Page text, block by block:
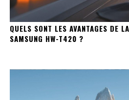
QUELS SONT LES AVANTAGES DE
SAMSUNG HW-T420 ?